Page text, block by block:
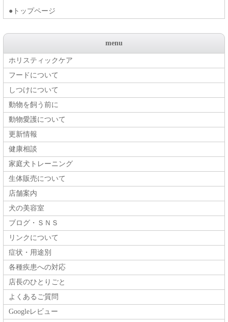
●トップページ
menu
ホリスティックケア
フードについて
しつけについて
動物を飼う前に
動物愛護について
更新情報
健康相談
家庭犬トレーニング
生体販売について
店舗案内
犬の美容室
ブログ・ＳＮＳ
リンクについて
症状・用途別
各種疾患への対応
店長のひとりごと
よくあるご質問
Googleレビュー